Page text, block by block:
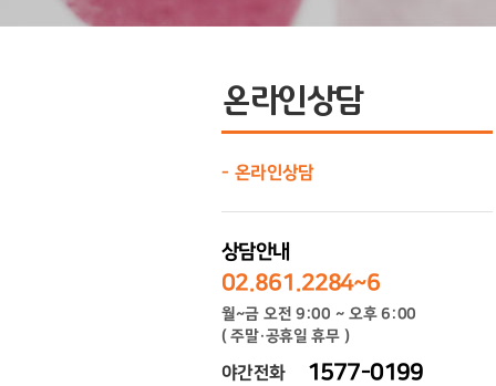
온라인상담
온라인상담
상담안내
02.861.2284~6
월~금 오전 9:00 ~ 오후 6:00
( 주말·공휴일 휴무 )
야간전화 1577-0199